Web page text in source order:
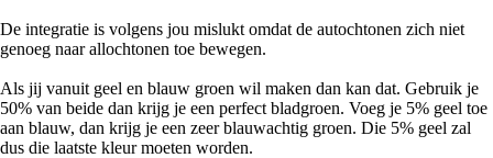
De integratie is volgens jou mislukt omdat de autochtonen zich niet
genoeg naar allochtonen toe bewegen.
Als jij vanuit geel en blauw groen wil maken dan kan dat. Gebruik je
50% van beide dan krijg je een perfect bladgroen. Voeg je 5% geel toe
aan blauw, dan krijg je een zeer blauwachtig groen. Die 5% geel zal
dus die laatste kleur moeten worden.